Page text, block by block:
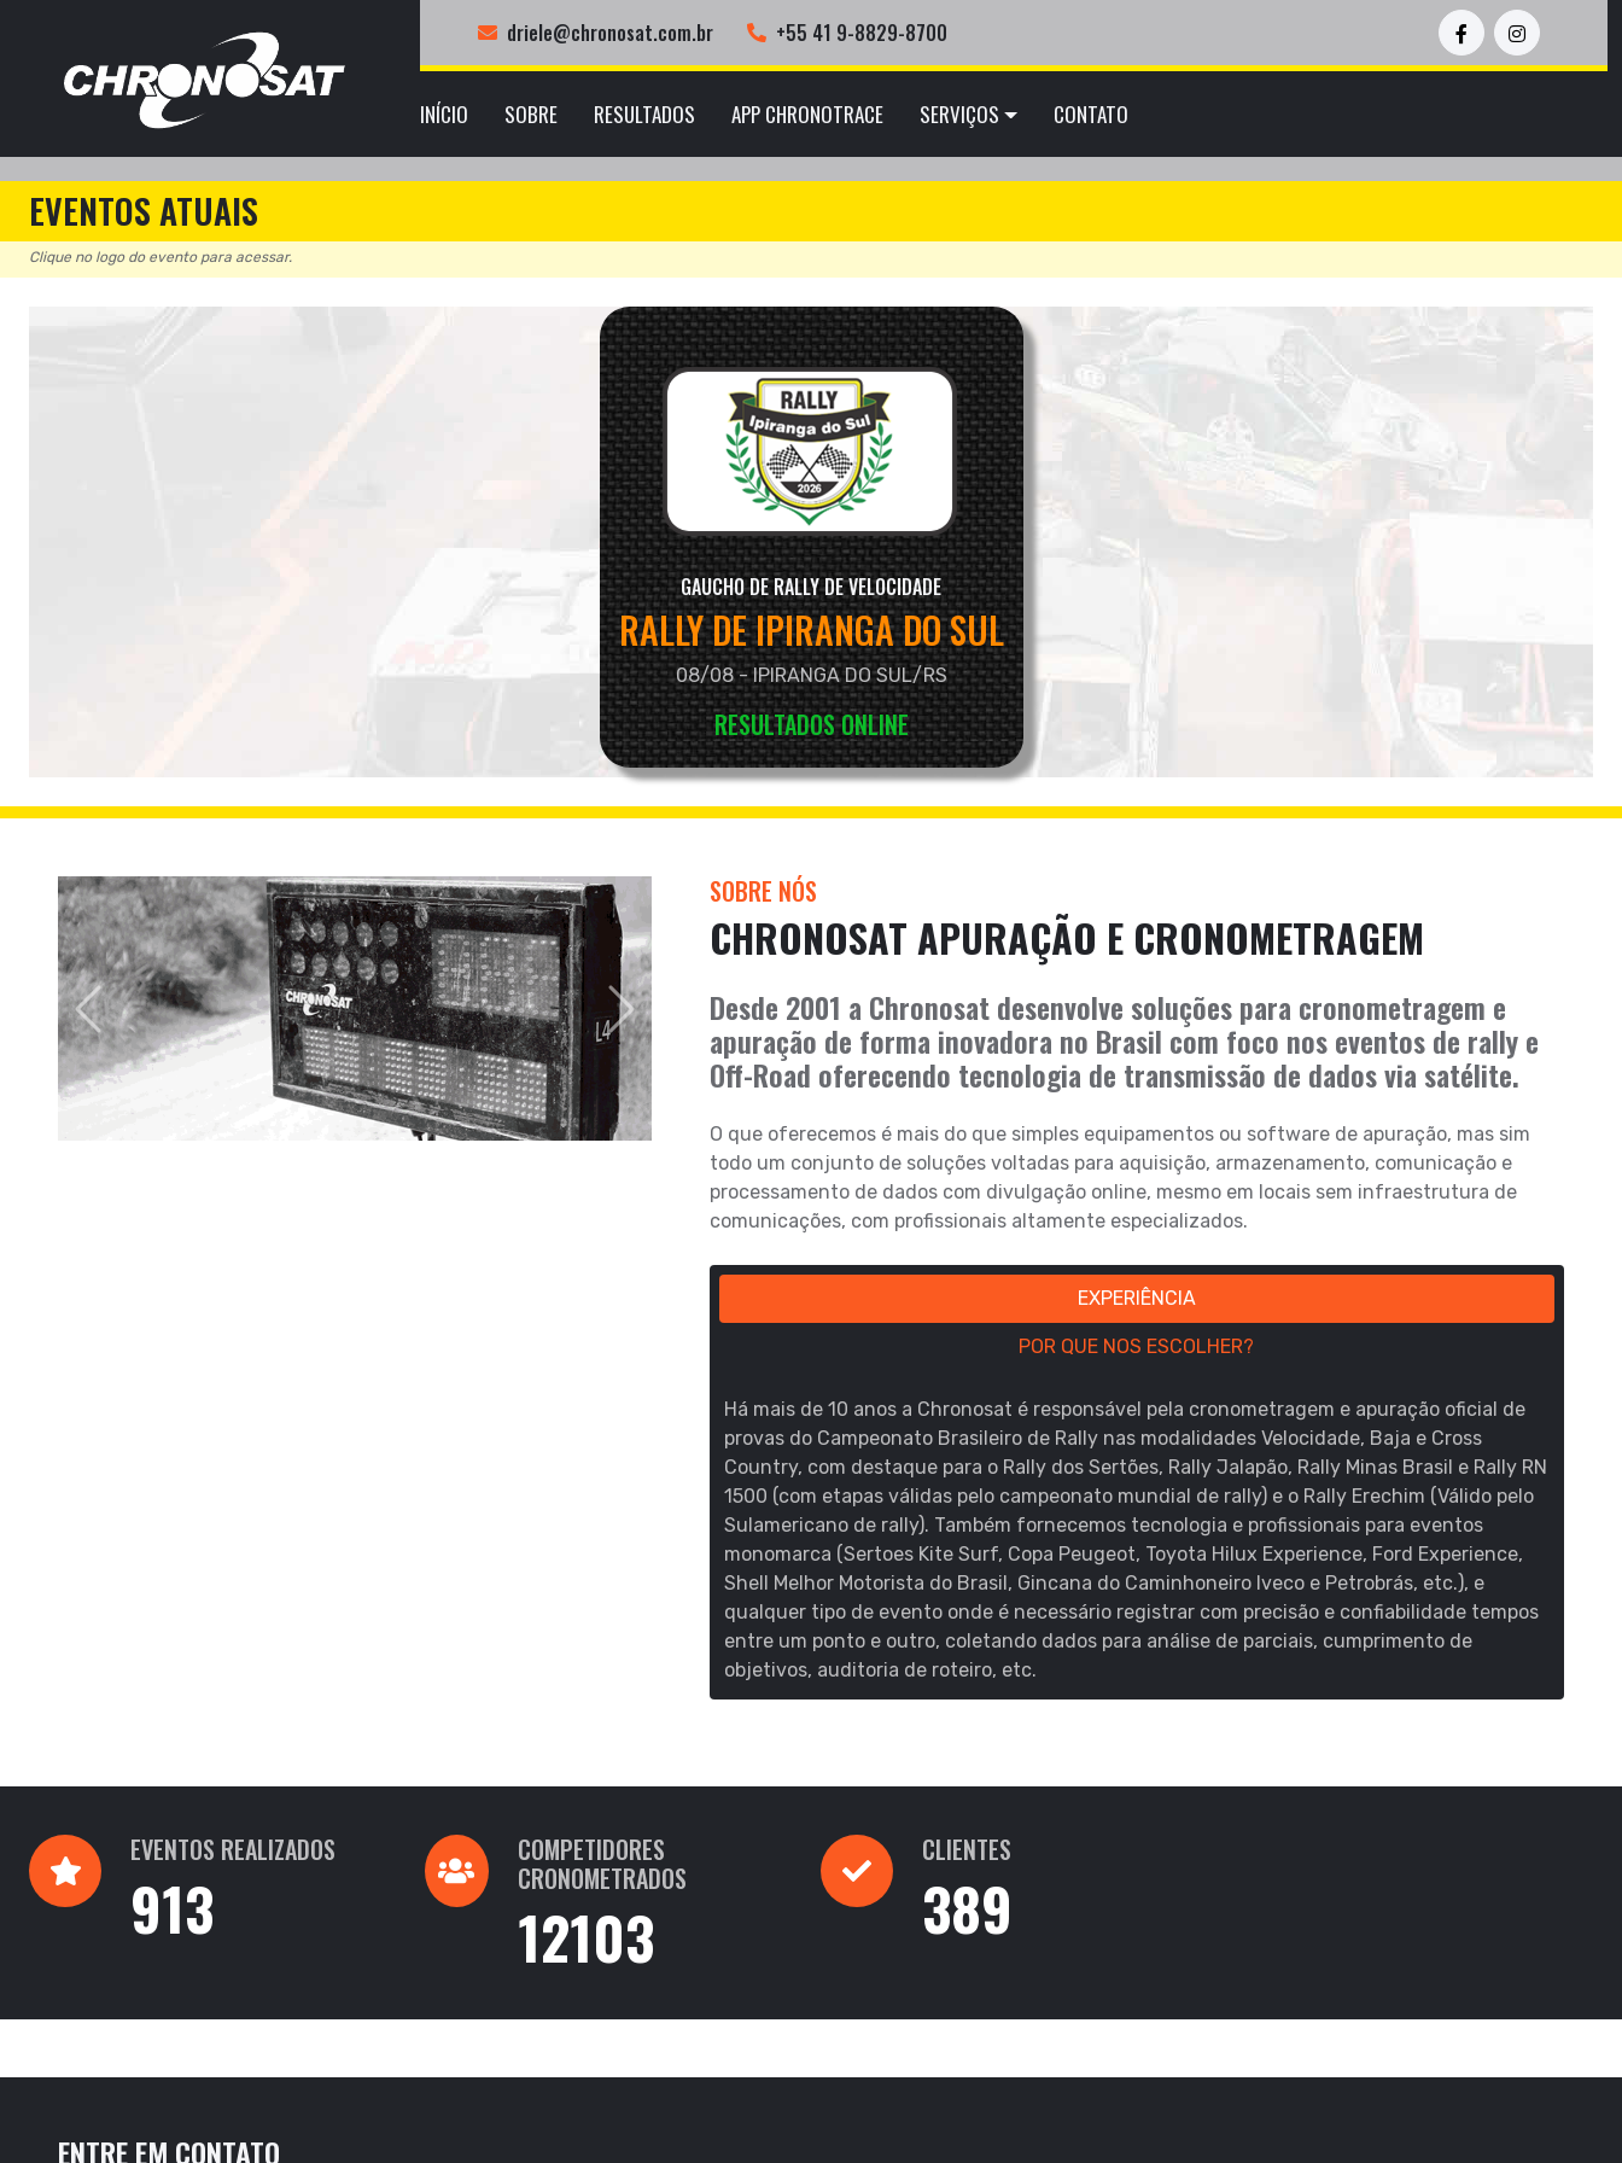
driele@chronosat.com.br +55 41 9-8829-8700
INÍCIO SOBRE RESULTADOS APP CHRONOTRACE SERVIÇOS CONTATO
EVENTOS ATUAIS
Clique no logo do evento para acessar.
GAUCHO DE RALLY DE VELOCIDADE
RALLY DE IPIRANGA DO SUL
08/08 - IPIRANGA DO SUL/RS
RESULTADOS ONLINE
Próximo Anterior
SOBRE NÓS
CHRONOSAT APURAÇÃO E CRONOMETRAGEM
Desde 2001 a Chronosat desenvolve soluções para cronometragem e
apuração de forma inovadora no Brasil com foco nos eventos de rally e
Off-Road oferecendo tecnologia de transmissão de dados via satélite.
O que oferecemos é mais do que simples equipamentos ou software de apuração, mas sim
todo um conjunto de soluções voltadas para aquisição, armazenamento, comunicação e
processamento de dados com divulgação online, mesmo em locais sem infraestrutura de
comunicações, com profissionais altamente especializados.
EXPERIÊNCIA
POR QUE NOS ESCOLHER?
Há mais de 10 anos a Chronosat é responsável pela cronometragem e apuração oficial de
provas do Campeonato Brasileiro de Rally nas modalidades Velocidade, Baja e Cross
Country, com destaque para o Rally dos Sertões, Rally Jalapão, Rally Minas Brasil e Rally RN
1500 (com etapas válidas pelo campeonato mundial de rally) e o Rally Erechim (Válido pelo
Sulamericano de rally). Também fornecemos tecnologia e profissionais para eventos
monomarca (Sertoes Kite Surf, Copa Peugeot, Toyota Hilux Experience, Ford Experience,
Shell Melhor Motorista do Brasil, Gincana do Caminhoneiro Iveco e Petrobrás, etc.), e
qualquer tipo de evento onde é necessário registrar com precisão e confiabilidade tempos
entre um ponto e outro, coletando dados para análise de parciais, cumprimento de
objetivos, auditoria de roteiro, etc.
EVENTOS REALIZADOS
913
COMPETIDORES
CRONOMETRADOS
12103
CLIENTES
389
ENTRE EM CONTATO